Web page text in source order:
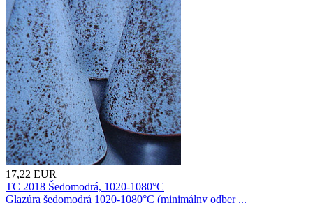
17,22 EUR
TC 2018 Šedomodrá, 1020-1080°C
Glazúra šedomodrá 1020-1080°C (minimálny odber ...